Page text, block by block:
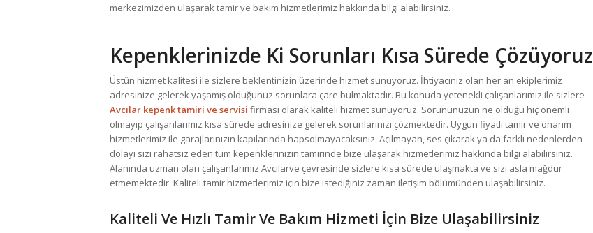
merkezimizden ulaşarak tamir ve bakım hizmetlerimiz hakkında bilgi alabilirsiniz.
Kepenklerinizde Ki Sorunları Kısa Sürede Çözüyoruz
Üstün hizmet kalitesi ile sizlere beklentinizin üzerinde hizmet sunuyoruz. İhtiyacınız olan her an ekiplerimiz
adresinize gelerek yaşamış olduğunuz sorunlara çare bulmaktadır. Bu konuda yetenekli çalışanlarımız ile sizlere
Avcılar kepenk tamiri ve servisi firması olarak kaliteli hizmet sunuyoruz. Sorununuzun ne olduğu hiç önemli
olmayıp çalışanlarımız kısa sürede adresinize gelerek sorunlarınızı çözmektedir. Uygun fiyatlı tamir ve onarım
hizmetlerimiz ile garajlarınızın kapılarında hapsolmayacaksınız. Açılmayan, ses çıkarak ya da farklı nedenlerden
dolayı sizi rahatsız eden tüm kepenklerinizin tamirinde bize ulaşarak hizmetlerimiz hakkında bilgi alabilirsiniz.
Alanında uzman olan çalışanlarımız Avcılarve çevresinde sizlere kısa sürede ulaşmakta ve sizi asla mağdur
etmemektedir. Kaliteli tamir hizmetlerimiz için bize istediğiniz zaman iletişim bölümünden ulaşabilirsiniz.
Kaliteli Ve Hızlı Tamir Ve Bakım Hizmeti İçin Bize Ulaşabilirsiniz